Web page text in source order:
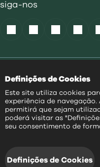
Definições de Cookies
Este site utiliza cookies
experiência de navegação.
permitirá que sejam
poderá visitar as
seu consentimento de
Definições de Cookies
siga-nos
Aviso